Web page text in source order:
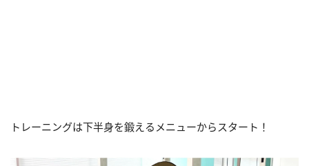
トレーニングは下半身を鍛えるメニューからスタート！